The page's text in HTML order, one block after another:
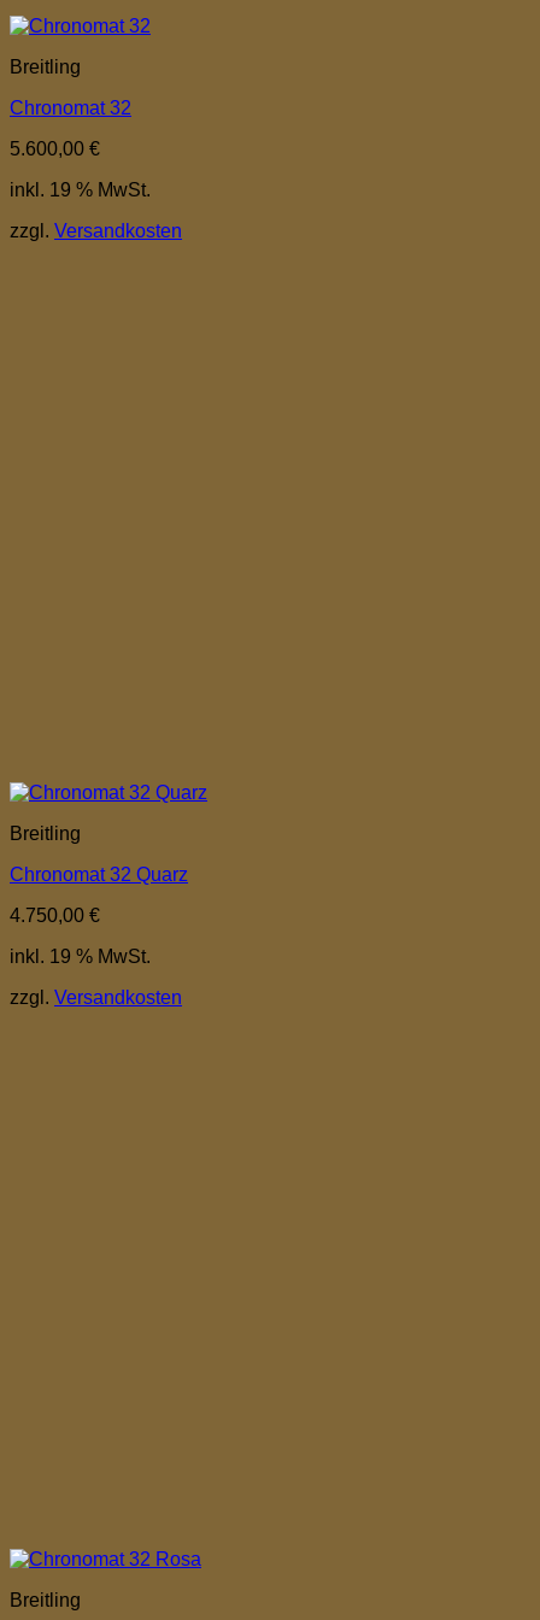
Breitling
Chronomat 32
5.600,00 €
inkl. 19 % MwSt.
zzgl. Versandkosten
Breitling
Chronomat 32 Quarz
4.750,00 €
inkl. 19 % MwSt.
zzgl. Versandkosten
Breitling